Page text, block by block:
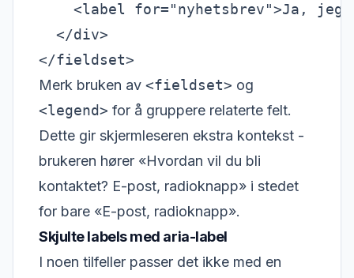
<label for="nyhetsbrev">Ja, jeg
  </div>
Merk bruken av <fieldset> og
<legend> for å gruppere relaterte felt.
Dette gir skjermleseren ekstra kontekst -
brukeren hører «Hvordan vil du bli
kontaktet? E-post, radioknapp» i stedet
for bare «E-post, radioknapp».
Skjulte labels med aria-label
I noen tilfeller passer det ikke med en